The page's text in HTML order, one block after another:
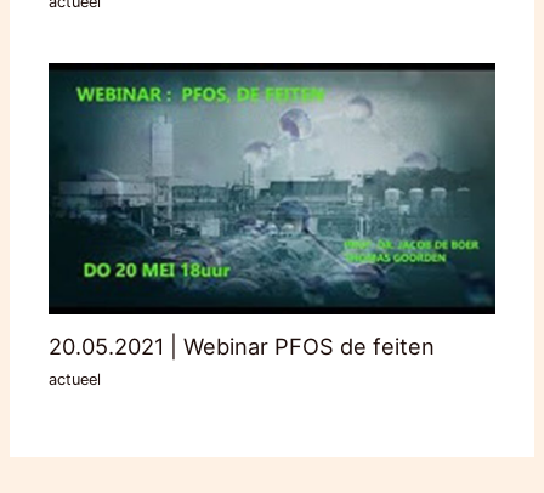
20.05.2021 | Webinar PFOS de feiten
actueel